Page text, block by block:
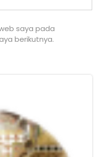
saya pada
berikutnya.